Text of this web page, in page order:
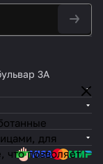
для
что позволяет
3А